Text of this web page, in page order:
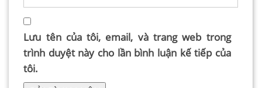
Lưu tên của tôi, email, và trang web trong
trình duyệt này cho lần bình luận kế tiếp của
tôi.